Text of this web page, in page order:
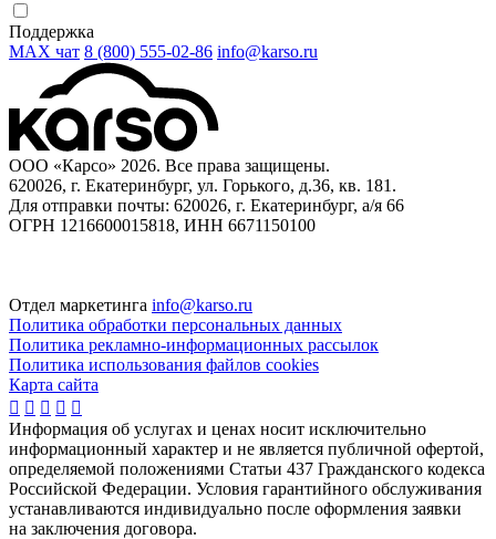
Поддержка
MAX чат 8 (800) 555‑02‑86 info@karso.ru
ООО «Карсо» 2026. Все права защищены.
620026, г. Екатеринбург, ул. Горького, д.36, кв. 181.
Для отправки почты: 620026, г. Екатеринбург, а/я 66
ОГРН 1216600015818, ИНН 6671150100
Отдел маркетинга info@karso.ru
Политика обработки персональных данных
Политика рекламно-информационных рассылок
Политика использования файлов cookies
Карта сайта
    
Информация об услугах и ценах носит исключительно
информационный характер и не является публичной офертой,
определяемой положениями Статьи 437 Гражданского кодекса
Российской Федерации. Условия гарантийного обслуживания
устанавливаются индивидуально после оформления заявки
на заключения договора.